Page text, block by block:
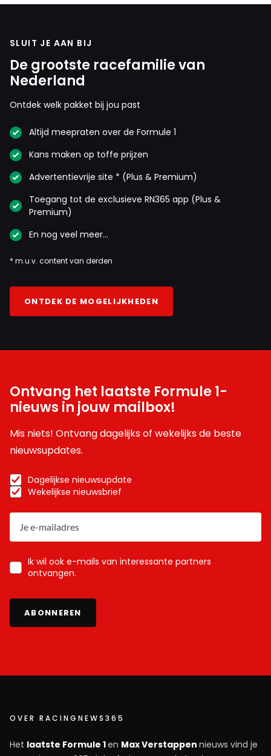
SLUIT JE AAN BIJ
De grootste racefamilie van
Nederland
Ontdek welk pakket bij jou past
Altijd meepraten over de Formule 1
Kans maken op toffe prijzen
Advertentievrije site * (Plus & Premium)
Toegang tot de exclusieve RN365 app (Plus &
Premium)
En nog veel meer…
* m.u.v. content van derden
ONTDEK DE MOGELIJKHEDEN
Ontvang het laatste Formule 1-
nieuws in jouw mailbox!
Mis niets! Ontvang dagelijks of wekelijks de beste
nieuwsupdates.
Dagelijkse nieuwsupdate
Wekelijkse nieuwsbrief
Ik wil ook e-mails van interessante partners
ontvangen.
ABONNEREN
OVER RACINGNEWS365
Het laatste Formule 1en Max Verstappen nieuws vind je